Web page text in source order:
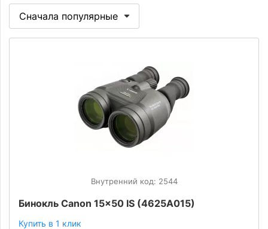
Внутренний код: 2544
Бинокль Canon 15x50 IS (4625A015)
Купить в 1 клик